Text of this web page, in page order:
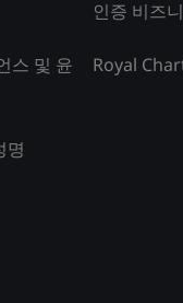
스 및 윤
명
인증 비즈
Royal